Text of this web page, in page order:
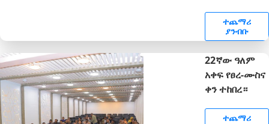
ተጨማሪ
ያንብቡ
22ኛው ዓለም
አቀፍ የፀረ-ሙስና
ቀን ተከበረ።
ተጨማሪ